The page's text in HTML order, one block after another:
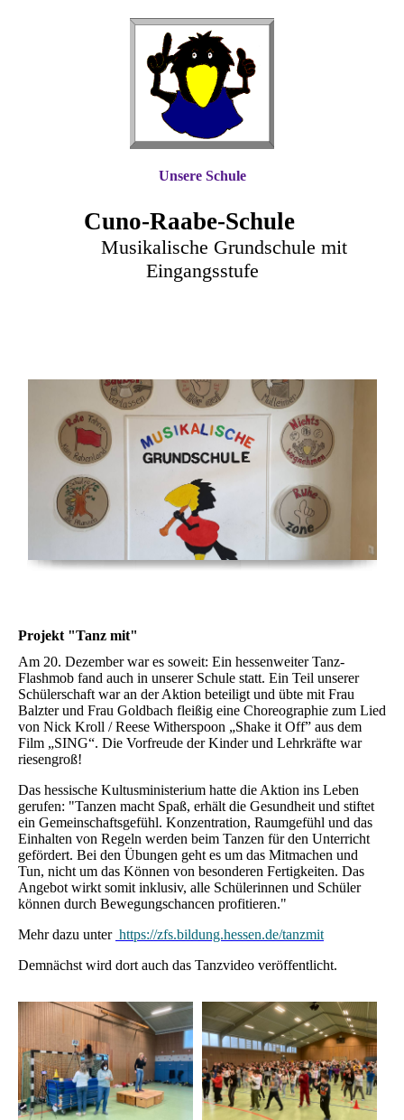
Cuno-Raabe-Schule
Musikalische Grundschule mit
Eingangsstufe
Unsere Schule
Projekt "Tanz mit"
Am 20. Dezember war es soweit: Ein hessenweiter Tanz-
Flashmob fand auch in unserer Schule statt. Ein Teil unserer
Schülerschaft war an der Aktion beteiligt und übte mit Frau
Balzter und Frau Goldbach fleißig eine Choreographie zum Lied
von Nick Kroll / Reese Witherspoon „Shake it Off” aus dem
Film „SING“. Die Vorfreude der Kinder und Lehrkräfte war
riesengroß!
Das hessische Kultusministerium hatte die Aktion ins Leben
gerufen: "Tanzen macht Spaß, erhält die Gesundheit und stiftet
ein Gemeinschaftsgefühl. Konzentration, Raumgefühl und das
Einhalten von Regeln werden beim Tanzen für den Unterricht
gefördert. Bei den Übungen geht es um das Mitmachen und
Tun, nicht um das Können von besonderen Fertigkeiten. Das
Angebot wirkt somit inklusiv, alle Schülerinnen und Schüler
können durch Bewegungschancen profitieren."
Mehr dazu unter https://zfs.bildung.hessen.de/tanzmit
Demnächst wird dort auch das Tanzvideo veröffentlicht.